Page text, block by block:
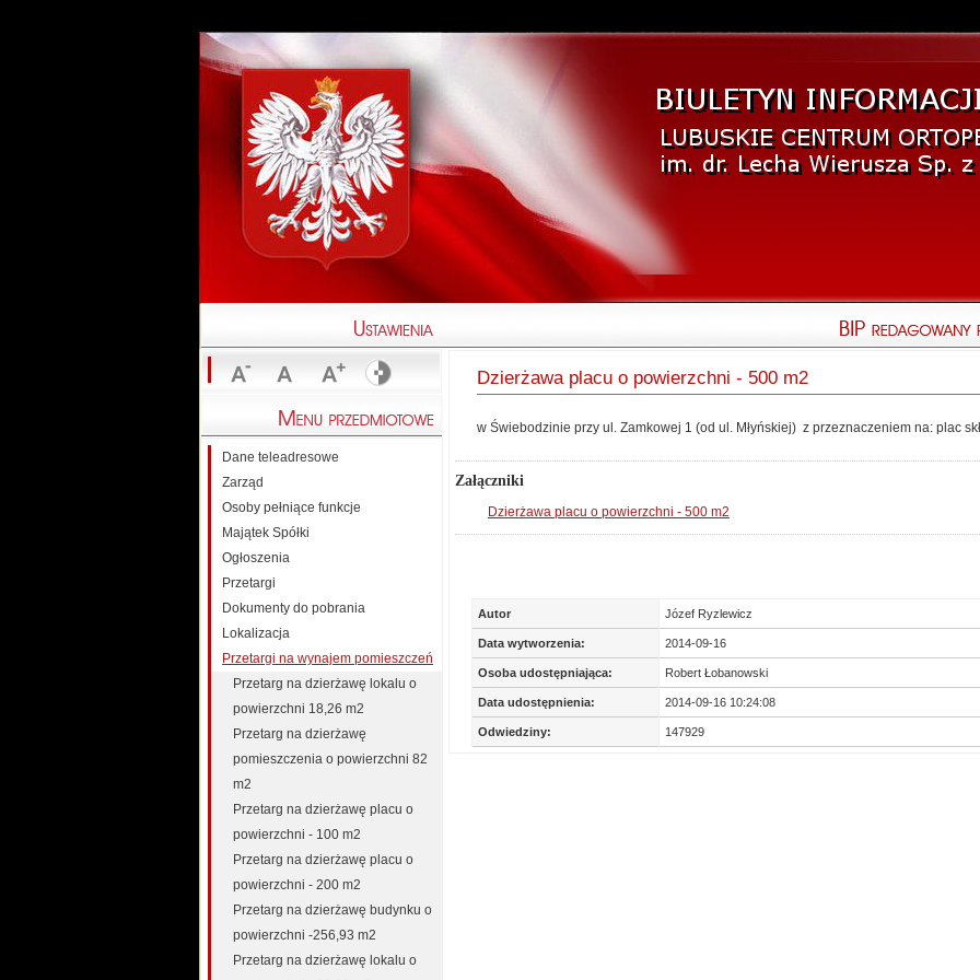
Dzierżawa placu o powierzchni - 500 m2
w Świebodzinie przy ul. Zamkowej 1 (od ul. Młyńskiej) z przeznaczeniem na: plac
Załączniki
Dzierżawa placu o powierzchni - 500 m2
Autor Józef Ryzlewicz
Data wytworzenia: 2014-09-16
Osoba udostępniająca: Robert Łobanowski
Data udostępnienia: 2014-09-16 10:24:08
Odwiedziny: 147929
Dane teleadresowe
Zarząd
Osoby pełniące funkcje
Majątek Spółki
Ogłoszenia
Przetargi
Dokumenty do pobrania
Lokalizacja
Przetargi na wynajem pomieszczeń
Przetarg na dzierżawę lokalu o
powierzchni 18,26 m2
Przetarg na dzierżawę
pomieszczenia o powierzchni 82
m2
Przetarg na dzierżawę placu o
powierzchni - 100 m2
Przetarg na dzierżawę placu o
powierzchni - 200 m2
Przetarg na dzierżawę budynku o
powierzchni -256,93 m2
Przetarg na dzierżawę lokalu o